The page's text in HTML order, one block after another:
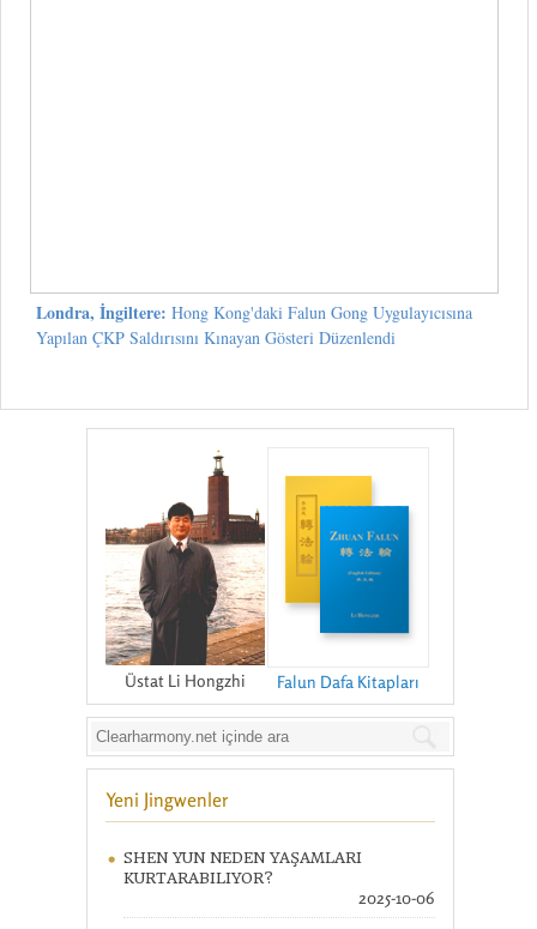
Londra, İngiltere: Hong Kong'daki Falun Gong Uygulayıcısına
Yapılan ÇKP Saldırısını Kınayan Gösteri Düzenlendi
Üstat Li Hongzhi Falun Dafa Kitapları
Yeni Jingwenler
SHEN YUN NEDEN YAŞAMLARI
KURTARABILIYOR?
2025-10-06